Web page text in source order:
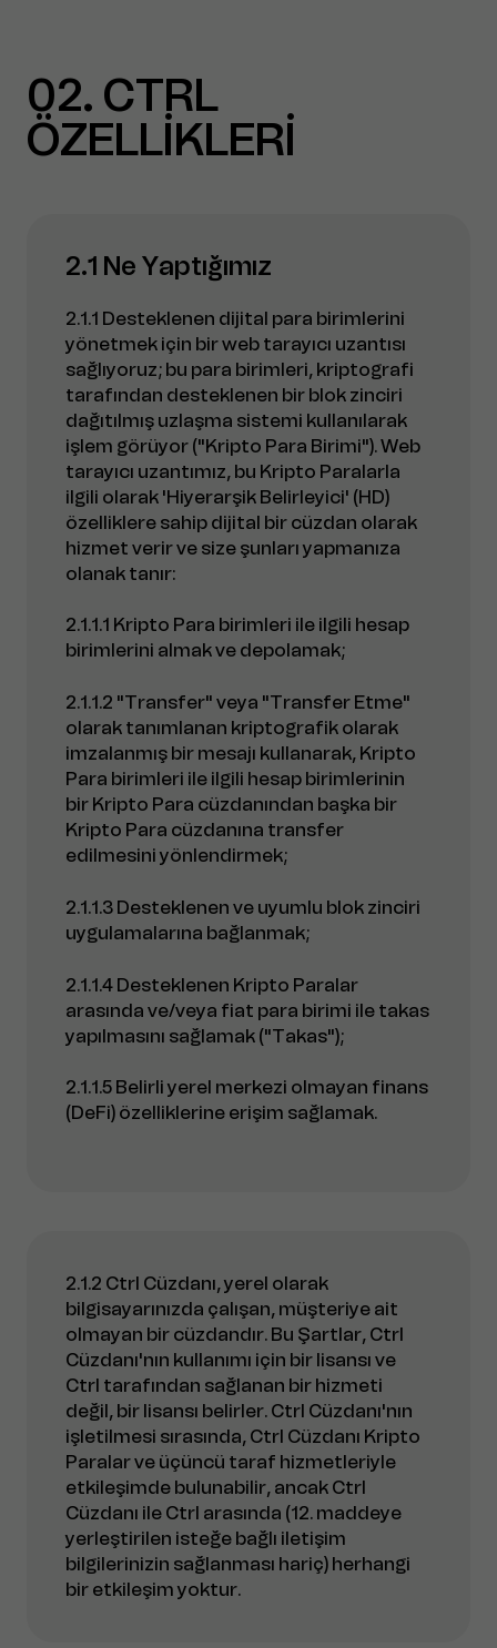
02 CTRL
ÖZELLİKLERİ
2.1 Ne Yaptığımız
2.1.1 Desteklenen dijital para birimlerini
yönetmek için bir web tarayıcı uzantısı
sağlıyoruz; bu para birimleri, kriptografi
tarafından desteklenen bir blok zinciri
dağıtılmış uzlaşma sistemi kullanılarak
işlem görüyor ("Kripto Para Birimi"). Web
tarayıcı uzantımız, bu Kripto Paralarla
ilgili olarak 'Hiyerarşik Belirleyici' (HD)
özelliklere sahip dijital bir cüzdan olarak
hizmet verir ve size şunları yapmanıza
olanak tanır:
2.1.1.1 Kripto Para birimleri ile ilgili hesap
birimlerini almak ve depolamak;
2.1.1.2 "Transfer" veya "Transfer Etme"
olarak tanımlanan kriptografik olarak
imzalanmış bir mesajı kullanarak, Kripto
Para birimleri ile ilgili hesap birimlerinin
bir Kripto Para cüzdanından başka bir
Kripto Para cüzdanına transfer
edilmesini yönlendirmek;
2.1.1.3 Desteklenen ve uyumlu blok zinciri
uygulamalarına bağlanmak;
2.1.1.4 Desteklenen Kripto Paralar
arasında ve/veya fiat para birimi ile takas
yapılmasını sağlamak ("Takas");
2.1.1.5 Belirli yerel merkezi olmayan finans
(DeFi) özelliklerine erişim sağlamak.
2.1.2 Ctrl Cüzdanı, yerel olarak
bilgisayarınızda çalışan, müşteriye ait
olmayan bir cüzdandır. Bu Şartlar, Ctrl
Cüzdanı'nın kullanımı için bir lisansı ve
Ctrl tarafından sağlanan bir hizmeti
değil, bir lisansı belirler. Ctrl Cüzdanı'nın
işletilmesi sırasında, Ctrl Cüzdanı Kripto
Paralar ve üçüncü taraf hizmetleriyle
etkileşimde bulunabilir, ancak Ctrl
Cüzdanı ile Ctrl arasında (12. maddeye
yerleştirilen isteğe bağlı iletişim
bilgilerinizin sağlanması hariç) herhangi
bir etkileşim yoktur.